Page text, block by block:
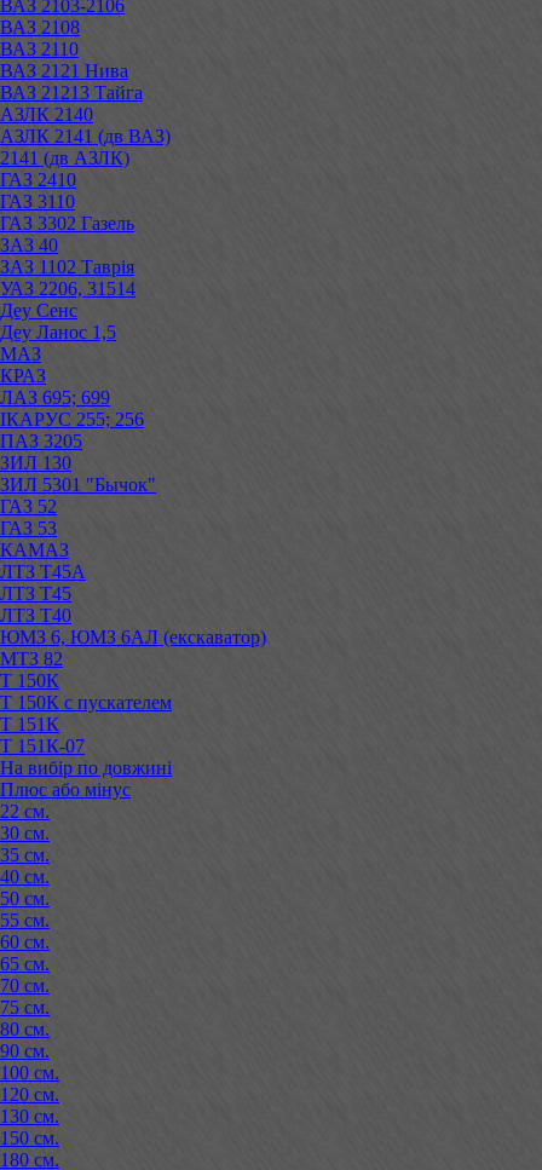
ВАЗ 2103-2106
ВАЗ 2108
ВАЗ 2110
ВАЗ 2121 Нива
ВАЗ 21213 Тайга
АЗЛК 2140
АЗЛК 2141 (дв ВАЗ)
2141 (дв АЗЛК)
ГАЗ 2410
ГАЗ 3110
ГАЗ 3302 Газель
ЗАЗ 40
ЗАЗ 1102 Таврія
УАЗ 2206, 31514
Деу Сенс
Деу Ланос 1,5
МАЗ
КРАЗ
ЛАЗ 695; 699
ІКАРУС 255; 256
ПАЗ 3205
ЗИЛ 130
ЗИЛ 5301 "Бычок"
ГАЗ 52
ГАЗ 53
КАМАЗ
ЛТЗ Т45А
ЛТЗ Т45
ЛТЗ Т40
ЮМЗ 6, ЮМЗ 6АЛ (екскаватор)
МТЗ 82
Т 150К
Т 150К с пускателем
Т 151К
Т 151К-07
На вибір по довжині
Плюс або мінус
22 см.
30 см.
35 см.
40 см.
50 см.
55 см.
60 см.
65 см.
70 см.
75 см.
80 см.
90 см.
100 см.
120 см.
130 см.
150 см.
180 см.